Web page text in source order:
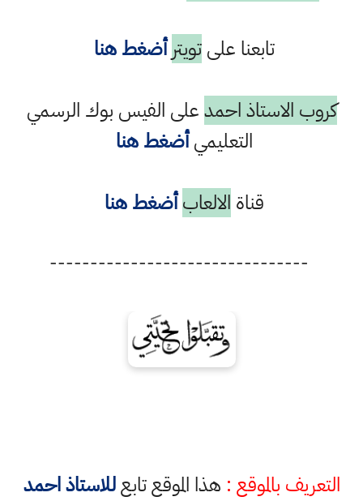
تابعنا علىتويتر أضغط هنا
كروب الاستاذ احمدعلى الفيس بوك الرسمي
التعليميأضغط هنا
قناة الالعاب أضغط هنا
--------------------------------
التعريف بالموقع : هذا الموقع تابعللاستاذ احمد